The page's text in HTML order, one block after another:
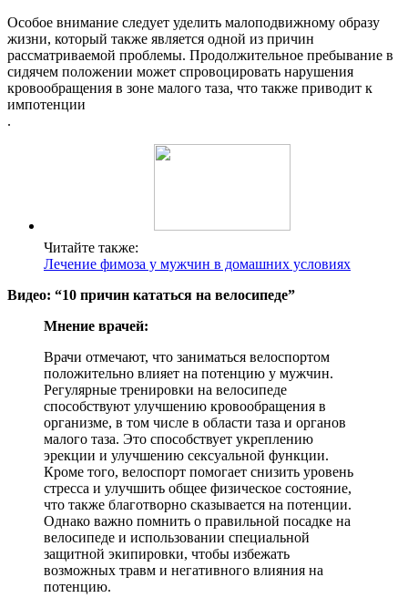
Особое внимание следует уделить малоподвижному образу
жизни, который также является одной из причин
рассматриваемой проблемы. Продолжительное пребывание в
сидячем положении может спровоцировать нарушения
кровообращения в зоне малого таза, что также приводит к
импотенции
.
Читайте также:
Лечение фимоза у мужчин в домашних условиях
Видео: “10 причин кататься на велосипеде”
Мнение врачей:
Врачи отмечают, что заниматься велоспортом
положительно влияет на потенцию у мужчин.
Регулярные тренировки на велосипеде
способствуют улучшению кровообращения в
организме, в том числе в области таза и органов
малого таза. Это способствует укреплению
эрекции и улучшению сексуальной функции.
Кроме того, велоспорт помогает снизить уровень
стресса и улучшить общее физическое состояние,
что также благотворно сказывается на потенции.
Однако важно помнить о правильной посадке на
велосипеде и использовании специальной
защитной экипировки, чтобы избежать
возможных травм и негативного влияния на
потенцию.